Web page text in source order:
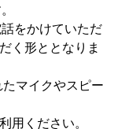
をかけていただ
く形ととなりま
マイクやスピー
用ください。